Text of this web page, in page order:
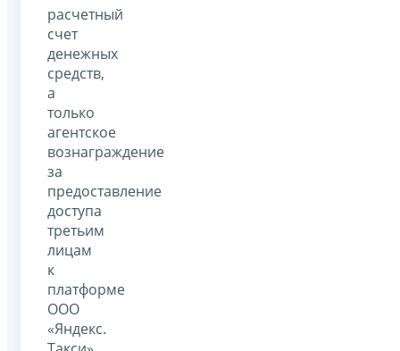
расчетный
счет
денежных
средств,
а
только
агентское
вознаграждение
за
предоставление
доступа
третьим
лицам
к
платформе
ООО
«Яндекс.